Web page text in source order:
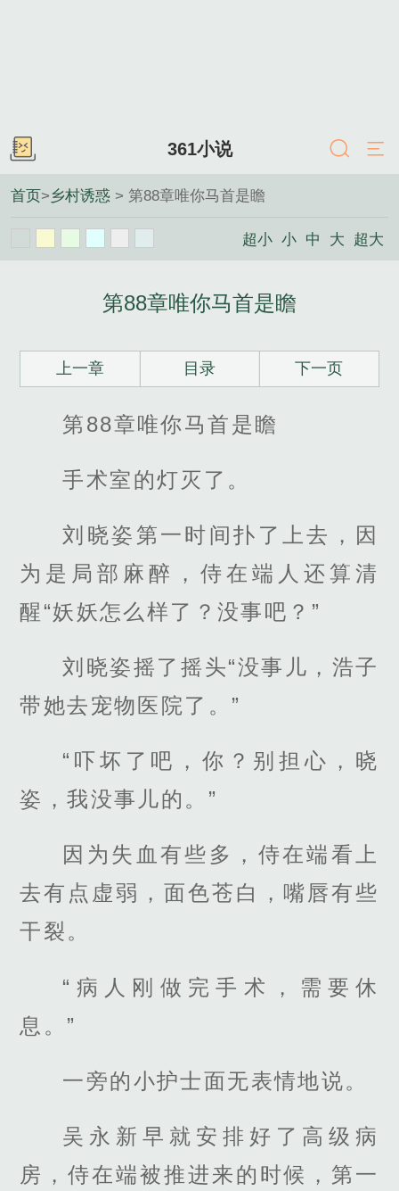
361小说
首页>乡村诱惑 > 第88章唯你马首是瞻
超小 小 中 大 超大
第88章唯你马首是瞻
上一章 目录 下一页
第88章唯你马首是瞻
手术室的灯灭了。
刘晓姿第一时间扑了上去，因
为是局部麻醉，侍在端人还算清
醒“妖妖怎么样了？没事吧？”
刘晓姿摇了摇头“没事儿，浩子
带她去宠物医院了。”
“吓坏了吧，你？别担心，晓
姿，我没事儿的。”
因为失血有些多，侍在端看上
去有点虚弱，面色苍白，嘴唇有些
干裂。
“病人刚做完手术，需要休
息。”
一旁的小护士面无表情地说。
吴永新早就安排好了高级病
房，侍在端被推进来的时候，第一